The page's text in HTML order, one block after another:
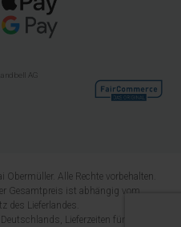
Alle Rechte vorbehalten.
Gesamtpreis ist abhängig vom
des Lieferlandes.
Lieferzeiten für andere